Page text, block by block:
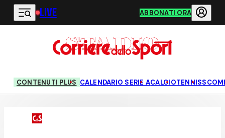
Vai al contenuto principale
LIVE ABBONATI ORA
CONTENUTI PLUS CALENDARIO SERIE ACALCIOTENNIS